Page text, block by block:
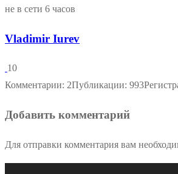
не в сети 6 часов
Vladimir Iurev
10
Комментарии: 2Публикации: 993
Добавить комментарий
Для отправки комментария вам